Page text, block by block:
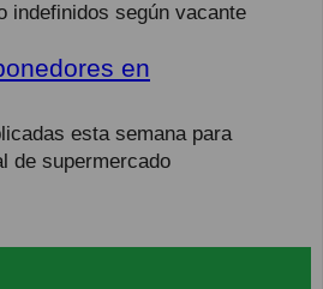
indefinidos según vacante
en
esta semana para
de supermercado